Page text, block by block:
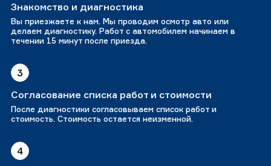
Знакомство и диагностика
Вы приезжаете к нам. Мы проводим осмотр авто или
делаем диагностику. Работ с автомобилем начинаем в
течении 15 минут после приезда.
3
Согласование списка работ и стоимости
После диагностики согласовываем список работ и
стоимость. Стоимость остается неизменной.
4